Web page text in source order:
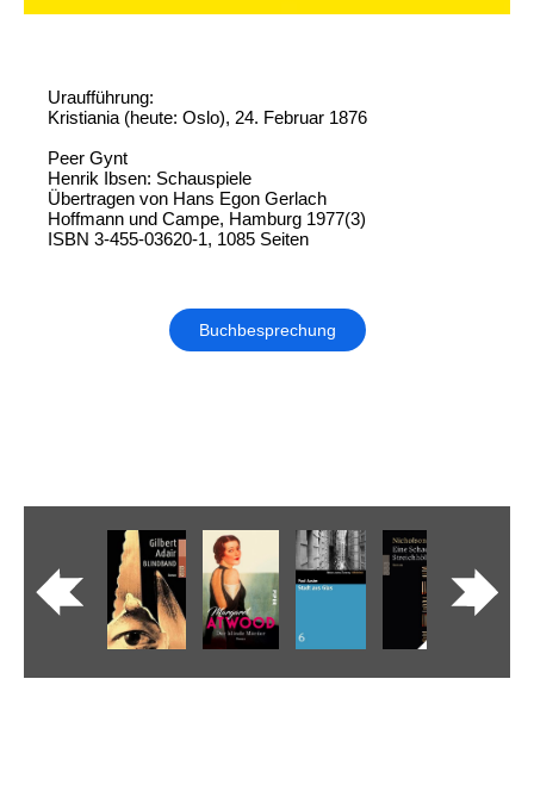
Uraufführung:
Kristiania (heute: Oslo), 24. Februar 1876
Peer Gynt
Henrik Ibsen: Schauspiele
Übertragen von Hans Egon Gerlach
Hoffmann und Campe, Hamburg 1977(3)
ISBN 3-455-03620-1, 1085 Seiten
Buchbesprechung